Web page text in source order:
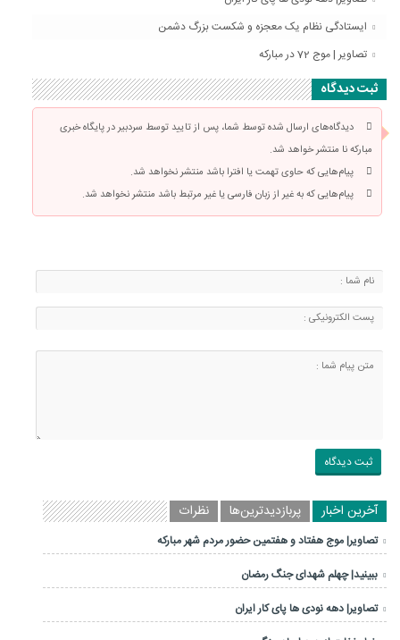
ایستادگی نظام یک معجزه و شکست بزرگ دشمن
تصاویر | موج 72 در مبارکه
ثبت دیدگاه
دیدگاه‌های ارسال شده توسط شما، پس از تایید توسط سردبیر در پایگاه خبری
مبارکه نا منتشر خواهد شد.
پیام‌هایی که حاوی تهمت یا افترا باشد منتشر نخواهد شد.
پیام‌هایی که به غیر از زبان فارسی یا غیر مرتبط باشد منتشر نخواهد شد.
آخرین اخبار پربازدیدترین‌ها نظرات
تصاویر| موج هفتاد و هفتمین حضور مردم شهر مبارکه
ببینید| چهلم شهدای جنگ رمضان
تصاویر| دهه نودی ها پای کار ایران